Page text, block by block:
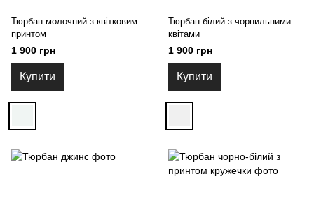
Тюрбан молочний з квітковим
принтом
1 900 грн
Купити
Тюрбан білий з чорнильними
квітами
1 900 грн
Купити